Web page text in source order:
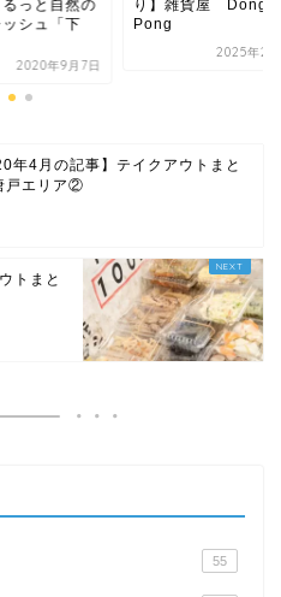
Dong-
て!田園風景にある
パン屋さん「Bell...
2021年4
年4月の記事】テイクアウトまと
エリア②
トまと
55